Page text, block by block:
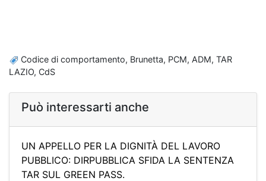
Codice di comportamento, Brunetta, PCM, ADM, TAR
LAZIO, CdS
Può interessarti anche
UN APPELLO PER LA DIGNITÀ DEL LAVORO
PUBBLICO: DIRPUBBLICA SFIDA LA SENTENZA
TAR SUL GREEN PASS.